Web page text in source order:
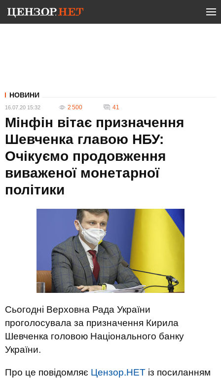
НОВИНИ
16.07.20 15:32 2 500 41
Мінфін вітає призначення
Шевченка главою НБУ:
Очікуємо продовження
виваженої монетарної
політики
Сьогодні Верховна Рада України
проголосувала за призначення Кирила
Шевченка головою Національного банку
України.
Про це повідомляє Цензор.НЕТ із посиланням